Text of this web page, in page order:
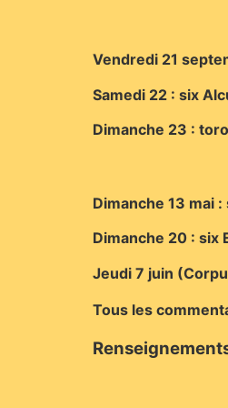
Vendredi 21
Samedi 22 : six
Dimanche 23 :
Dimanche 13 mai
Dimanche 20 : six
Jeudi 7 juin
Tous les